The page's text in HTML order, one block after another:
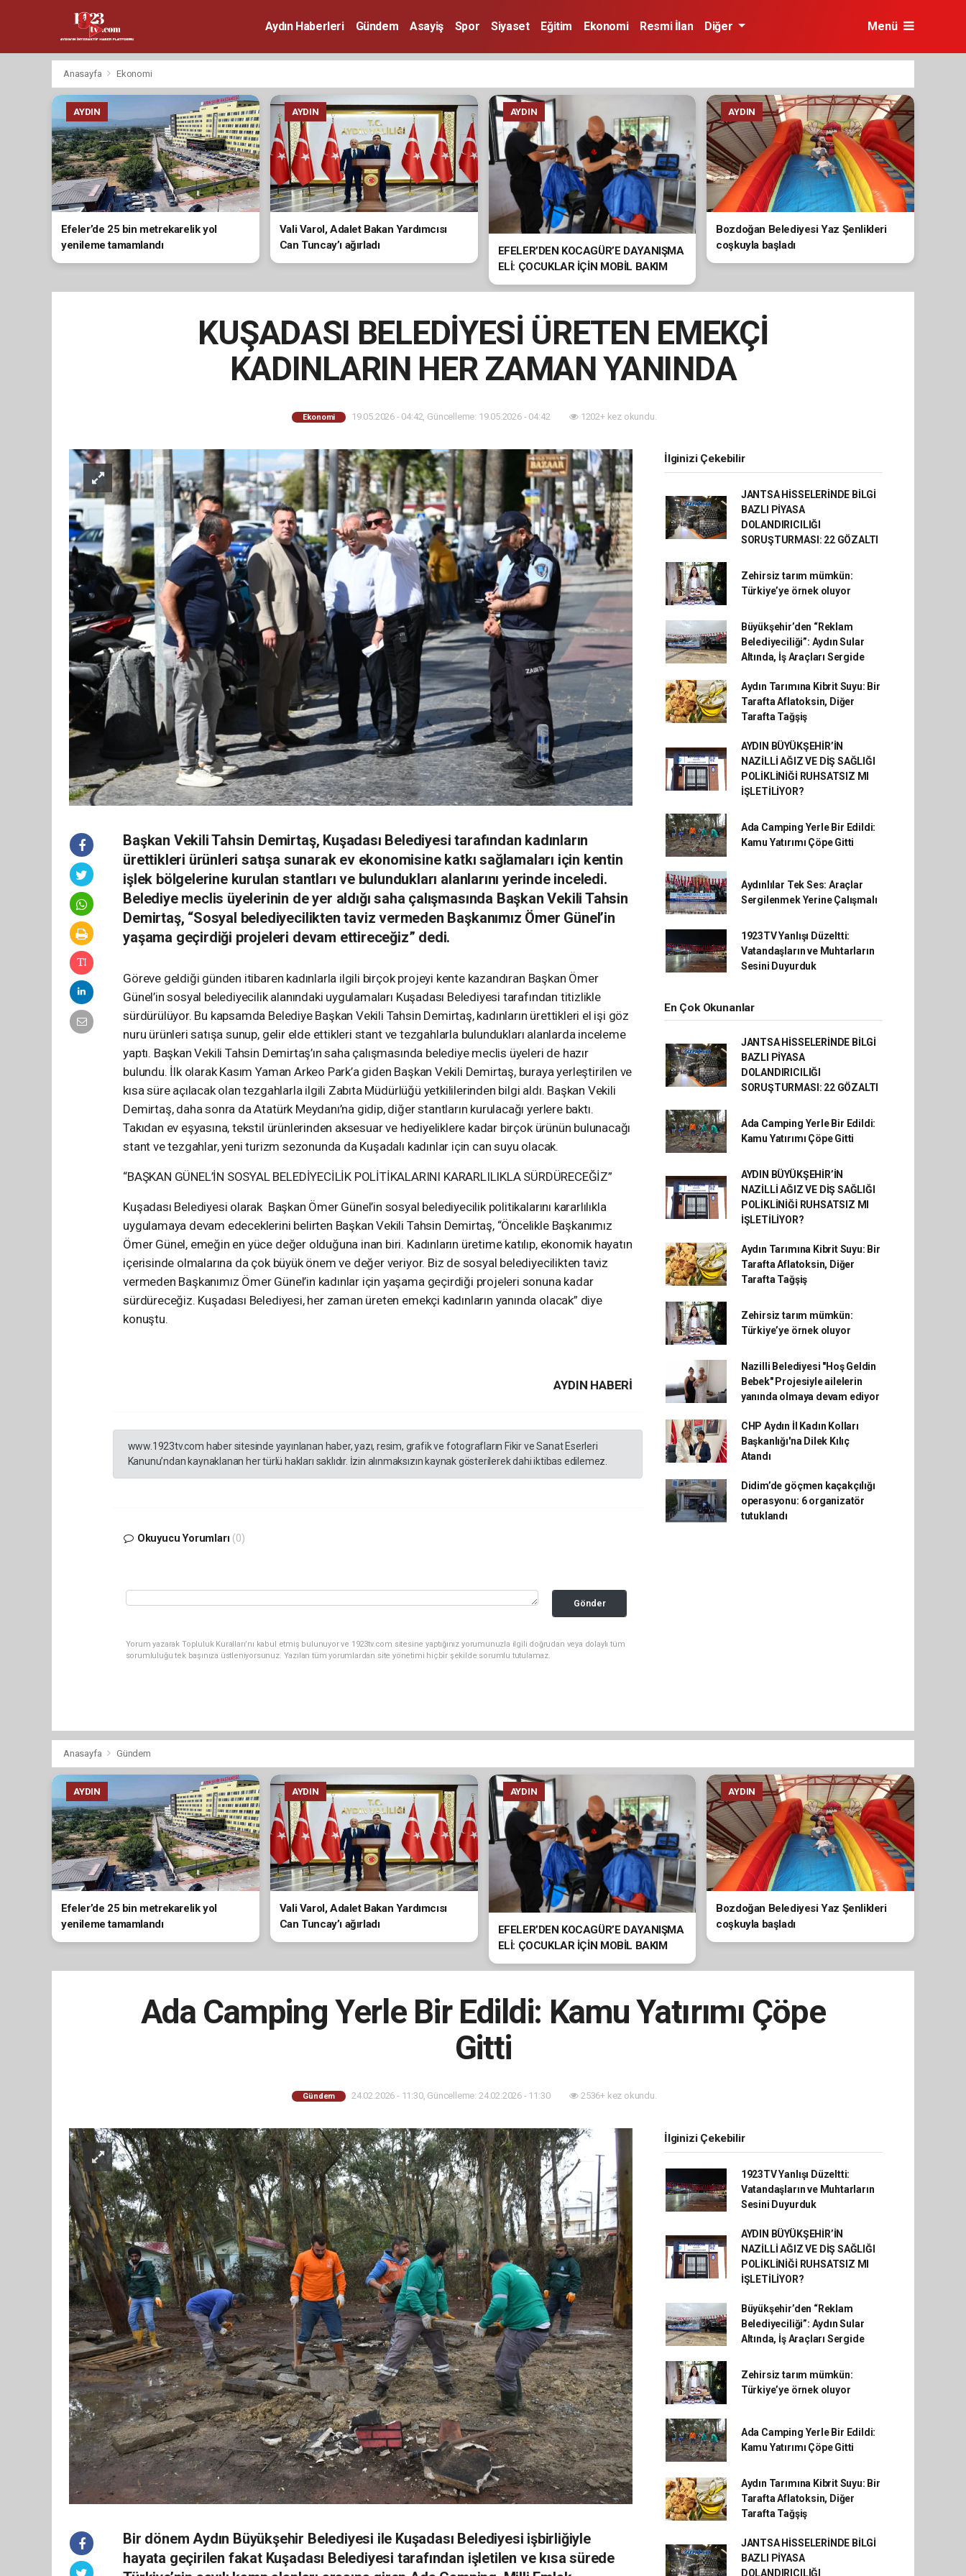
Aydın Haberleri Gündem Asayiş Spor Siyaset Eğitim Ekonomi Resmi İlan Diğer Menü
Anasayfa Ekonomi
AYDIN
Efeler’de 25 bin metrekarelik yol
yenileme tamamlandı
AYDIN
Vali Varol, Adalet Bakan Yardımcısı
Can Tuncay’ı ağırladı
AYDIN
EFELER’DEN KOCAGÜR’E DAYANIŞMA
ELİ: ÇOCUKLAR İÇİN MOBİL BAKIM
HİZMETİ
AYDIN
Bozdoğan Belediyesi Yaz Şenlikleri
coşkuyla başladı
KUŞADASI BELEDİYESİ ÜRETEN EMEKÇİ
KADINLARIN HER ZAMAN YANINDA
Ekonomi 19.05.2026 - 04:42, Güncelleme: 19.05.2026 - 04:42 1202+ kez okundu.
Başkan Vekili Tahsin Demirtaş, Kuşadası Belediyesi tarafından kadınların
ürettikleri ürünleri satışa sunarak ev ekonomisine katkı sağlamaları için kentin
işlek bölgelerine kurulan stantları ve bulundukları alanlarını yerinde inceledi.
Belediye meclis üyelerinin de yer aldığı saha çalışmasında Başkan Vekili Tahsin
Demirtaş, “Sosyal belediyecilikten taviz vermeden Başkanımız Ömer Günel’in
yaşama geçirdiği projeleri devam ettireceğiz” dedi.
Göreve geldiği günden itibaren kadınlarla ilgili birçok projeyi kente kazandıran Başkan Ömer
Günel’in sosyal belediyecilik alanındaki uygulamaları Kuşadası Belediyesi tarafından titizlikle
sürdürülüyor. Bu kapsamda Belediye Başkan Vekili Tahsin Demirtaş, kadınların ürettikleri el işi göz
nuru ürünleri satışa sunup, gelir elde ettikleri stant ve tezgahlarla bulundukları alanlarda inceleme
yaptı. Başkan Vekili Tahsin Demirtaş’ın saha çalışmasında belediye meclis üyeleri de hazır
bulundu. İlk olarak Kasım Yaman Arkeo Park’a giden Başkan Vekili Demirtaş, buraya yerleştirilen ve
kısa süre açılacak olan tezgahlarla ilgili Zabıta Müdürlüğü yetkililerinden bilgi aldı. Başkan Vekili
Demirtaş, daha sonra da Atatürk Meydanı’na gidip, diğer stantların kurulacağı yerlere baktı.
Takıdan ev eşyasına, tekstil ürünlerinden aksesuar ve hediyeliklere kadar birçok ürünün bulunacağı
stant ve tezgahlar, yeni turizm sezonunda da Kuşadalı kadınlar için can suyu olacak.
“BAŞKAN GÜNEL’İN SOSYAL BELEDİYECİLİK POLİTİKALARINI KARARLILIKLA SÜRDÜRECEĞİZ”
Kuşadası Belediyesi olarak Başkan Ömer Günel’in sosyal belediyecilik politikalarını kararlılıkla
uygulamaya devam edeceklerini belirten Başkan Vekili Tahsin Demirtaş, “Öncelikle Başkanımız
Ömer Günel, emeğin en yüce değer olduğuna inan biri. Kadınların üretime katılıp, ekonomik hayatın
içerisinde olmalarına da çok büyük önem ve değer veriyor. Biz de sosyal belediyecilikten taviz
vermeden Başkanımız Ömer Günel’in kadınlar için yaşama geçirdiği projeleri sonuna kadar
sürdüreceğiz. Kuşadası Belediyesi, her zaman üreten emekçi kadınların yanında olacak” diye
konuştu.
AYDIN HABERİ
www.1923tv.com haber sitesinde yayınlanan haber, yazı, resim, grafik ve fotografların Fikir ve Sanat Eserleri
Kanunu’ndan kaynaklanan her türlü hakları saklıdır. İzin alınmaksızın kaynak gösterilerek dahi iktibas edilemez.
Okuyucu Yorumları (0)
Gönder
Yorum yazarak Topluluk Kuralları’nı kabul etmiş bulunuyor ve 1923tv.com sitesine yaptığınız yorumunuzla ilgili doğrudan veya dolaylı tüm
sorumluluğu tek başınıza üstleniyorsunuz. Yazılan tüm yorumlardan site yönetimi hiçbir şekilde sorumlu tutulamaz.
İlginizi Çekebilir
JANTSA HİSSELERİNDE BİLGİ
BAZLI PİYASA
DOLANDIRICILIĞI
SORUŞTURMASI: 22 GÖZALTI
Zehirsiz tarım mümkün:
Türkiye’ye örnek oluyor
Büyükşehir’den “Reklam
Belediyeciliği”: Aydın Sular
Altında, İş Araçları Sergide
Aydın Tarımına Kibrit Suyu: Bir
Tarafta Aflatoksin, Diğer
Tarafta Tağşiş
AYDIN BÜYÜKŞEHİR’İN
NAZİLLİ AĞIZ VE DİŞ SAĞLIĞI
POLİKLİNİĞİ RUHSATSIZ MI
İŞLETİLİYOR?
Ada Camping Yerle Bir Edildi:
Kamu Yatırımı Çöpe Gitti
Aydınlılar Tek Ses: Araçlar
Sergilenmek Yerine Çalışmalı
1923TV Yanlışı Düzeltti:
Vatandaşların ve Muhtarların
Sesini Duyurduk
En Çok Okunanlar
JANTSA HİSSELERİNDE BİLGİ
BAZLI PİYASA
DOLANDIRICILIĞI
SORUŞTURMASI: 22 GÖZALTI
Ada Camping Yerle Bir Edildi:
Kamu Yatırımı Çöpe Gitti
AYDIN BÜYÜKŞEHİR’İN
NAZİLLİ AĞIZ VE DİŞ SAĞLIĞI
POLİKLİNİĞİ RUHSATSIZ MI
İŞLETİLİYOR?
Aydın Tarımına Kibrit Suyu: Bir
Tarafta Aflatoksin, Diğer
Tarafta Tağşiş
Zehirsiz tarım mümkün:
Türkiye’ye örnek oluyor
Nazilli Belediyesi "Hoş Geldin
Bebek" Projesiyle ailelerin
yanında olmaya devam ediyor
CHP Aydın İl Kadın Kolları
Başkanlığı'na Dilek Kılıç
Atandı
Didim’de göçmen kaçakçılığı
operasyonu: 6 organizatör
tutuklandı
Anasayfa Gündem
AYDIN
Efeler’de 25 bin metrekarelik yol
yenileme tamamlandı
AYDIN
Vali Varol, Adalet Bakan Yardımcısı
Can Tuncay’ı ağırladı
AYDIN
EFELER’DEN KOCAGÜR’E DAYANIŞMA
ELİ: ÇOCUKLAR İÇİN MOBİL BAKIM
HİZMETİ
AYDIN
Bozdoğan Belediyesi Yaz Şenlikleri
coşkuyla başladı
Ada Camping Yerle Bir Edildi: Kamu Yatırımı Çöpe
Gitti
Gündem 24.02.2026 - 11:30, Güncelleme: 24.02.2026 - 11:30 2536+ kez okundu.
Bir dönem Aydın Büyükşehir Belediyesi ile Kuşadası Belediyesi işbirliğiyle
hayata geçirilen fakat Kuşadası Belediyesi tarafından işletilen ve kısa sürede
İlginizi Çekebilir
1923TV Yanlışı Düzeltti:
Vatandaşların ve Muhtarların
Sesini Duyurduk
AYDIN BÜYÜKŞEHİR’İN
NAZİLLİ AĞIZ VE DİŞ SAĞLIĞI
POLİKLİNİĞİ RUHSATSIZ MI
İŞLETİLİYOR?
Büyükşehir’den “Reklam
Belediyeciliği”: Aydın Sular
Altında, İş Araçları Sergide
Zehirsiz tarım mümkün:
Türkiye’ye örnek oluyor
Ada Camping Yerle Bir Edildi:
Kamu Yatırımı Çöpe Gitti
Aydın Tarımına Kibrit Suyu: Bir
Tarafta Aflatoksin, Diğer
Tarafta Tağşiş
JANTSA HİSSELERİNDE BİLGİ
BAZLI PİYASA
DOLANDIRICILIĞI